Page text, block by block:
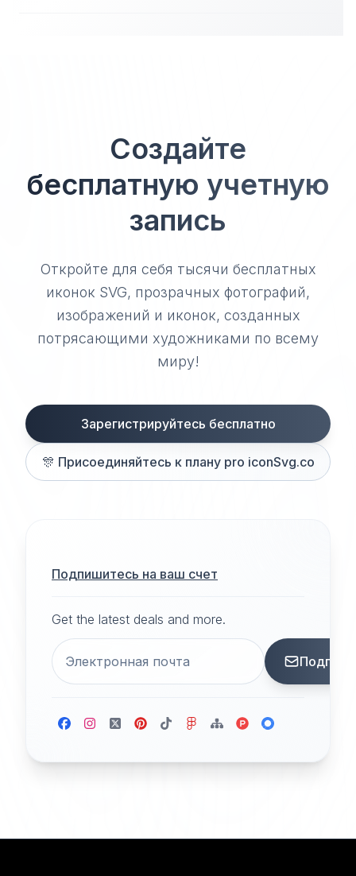
Создайте
бесплатную учетную
запись
Откройте для себя тысячи бесплатных
иконок SVG, прозрачных фотографий,
изображений и иконок, созданных
потрясающими художниками по всему
миру!
Зарегистрируйтесь бесплатно
🎊 Присоединяйтесь к плану pro iconSvg.co
Подпишитесь на ваш счет
Get the latest deals and more.